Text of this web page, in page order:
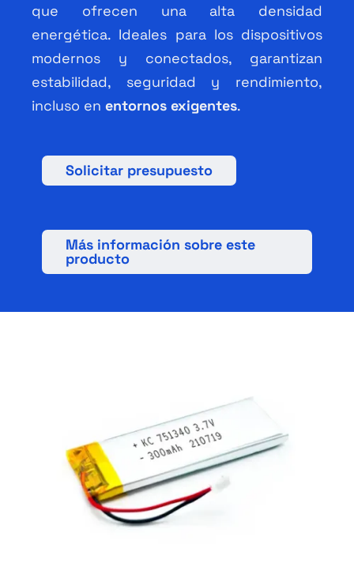
Español
que ofrecen una alta densidad
energética. Ideales para los dispositivos
modernos y conectados, garantizan
estabilidad, seguridad y rendimiento,
incluso en entornos exigentes.
Solicitar presupuesto
Más información sobre este
producto